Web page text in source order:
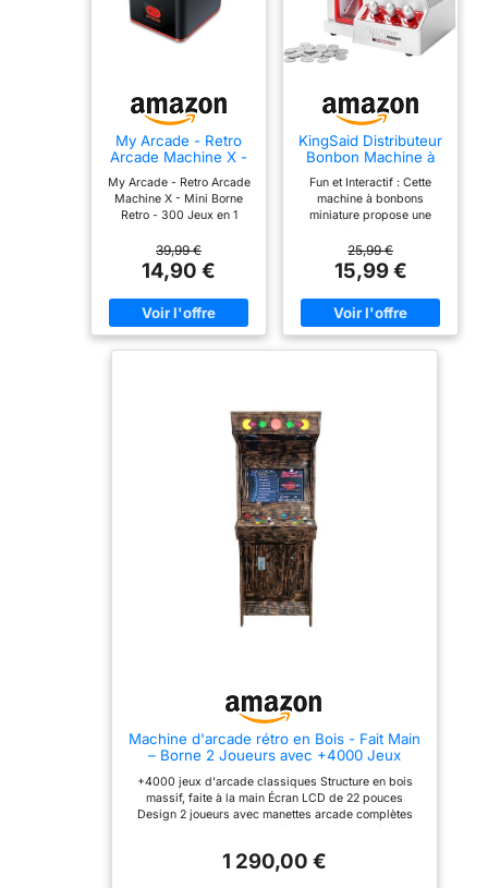
My Arcade - Retro
Arcade Machine X -
300 Jeux en 1
My Arcade - Retro Arcade
Machine X - Mini Borne
Retro - 300 Jeux en 1
39,99 €
14,90 €
KingSaid Distributeur
Bonbon Machine à
Grabber Mini Coin
Fun et Interactif : Cette
machine à bonbons
miniature propose une
amusante avec un
mécanisme de pince
musical. Les enfants et les
adultes s'amuseront à
attraper les bonbons ou
petits jouets avec la pince,
20 jetons pour une
complète. Chaque jeton
permet de jouer et de
tenter de gagner des
bonbons ou des jouets,
idéal pour organiser des
jeux et des compétitions.
Attrayant : La machine à
design compact et coloré,
parfait pour être utilisée à
la maison, dans les fêtes
amateurs de jeux vintage.
machine dispose de sons
amusants qui se
l’utilisation de la pince,
ajoutant une touche festive
et interactive à chaque
encore plus excitant et
engageant. Facile à
25,99 €
15,99 €
Machine d'arcade rétro en Bois - Fait Main
– Borne 2 Joueurs avec +4000 Jeux
San-J (Flammé)
+4000 jeux d'arcade classiques Structure en bois
massif, faite à la main Écran LCD de 22 pouces
Design 2 joueurs avec manettes arcade complètes
Système Plug & Play (brancher et jouer)
1 290,00 €